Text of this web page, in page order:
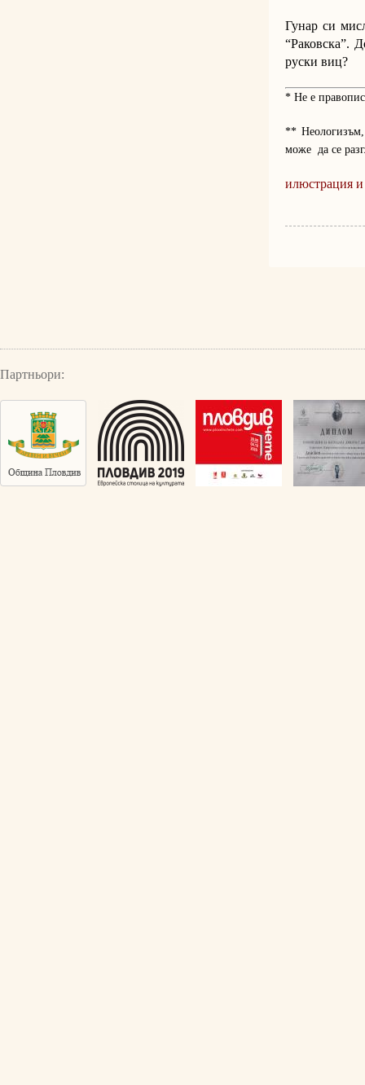
Гунар си
“Раковска”.
руски виц?
* Не е
**
може да се
илюстрация
Партньори: